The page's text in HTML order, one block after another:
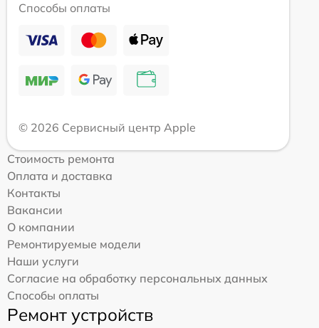
Способы оплаты
© 2026 Сервисный центр Apple
Стоимость ремонта
Оплата и доставка
Контакты
Вакансии
О компании
Ремонтируемые модели
Наши услуги
Согласие на обработку персональных данных
Способы оплаты
Ремонт устройств